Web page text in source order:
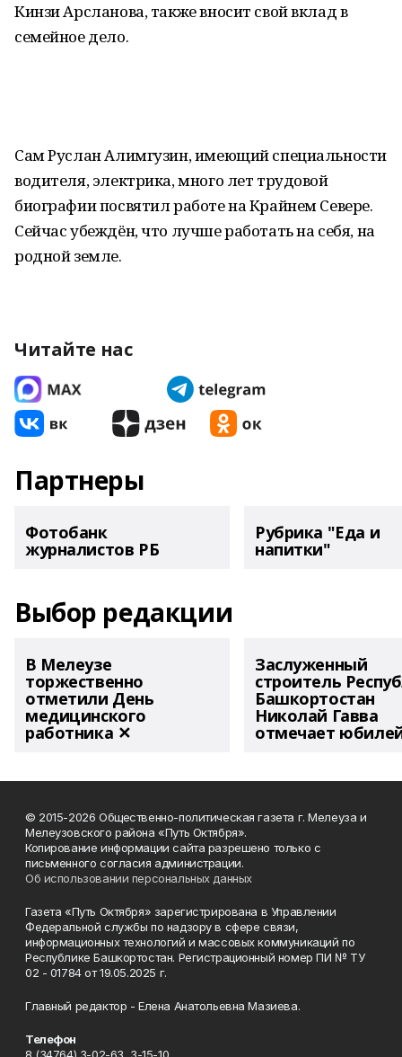
Кинзи Арсланова, также вносит свой вклад в
семейное дело.
Сам Руслан Алимгузин, имеющий специальности
водителя, электрика, много лет трудовой
биографии посвятил работе на Крайнем Севере.
Сейчас убеждён, что лучше работать на себя, на
родной земле.
Читайте нас
Партнеры
Фотобанк
журналистов РБ
Рубрика "Еда и
напитки"
Выбор редакции
В Мелеузе
торжественно
отметили День
медицинского
работника ✕
Заслуженный
строитель
Башкортостан
Николай Гавва
отмечает
© 2015-2026 Общественно-политическая газета г. Мелеуза и
Мелеузовского района «Путь Октября».
Копирование информации сайта разрешено только с
письменного согласия администрации.
Об использовании персональных данных
Газета «Путь Октября» зарегистрирована в Управлении
Федеральной службы по надзору в сфере связи,
информационных технологий и массовых коммуникаций по
Республике Башкортостан. Регистрационный номер ПИ № ТУ
02 - 01784 от 19.05.2025 г.
Главный редактор - Елена Анатольевна Мазиева.
Телефон